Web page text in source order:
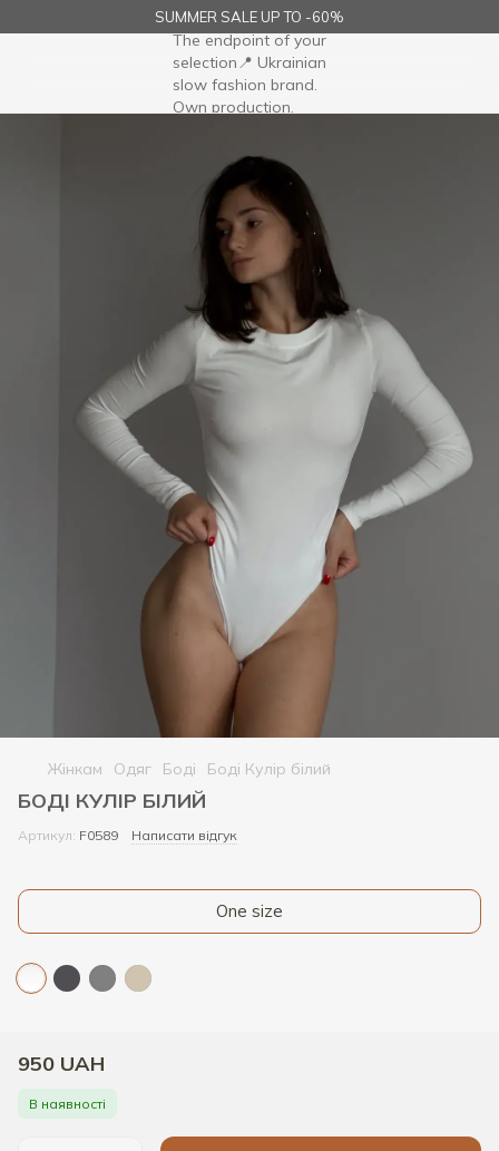
SUMMER SALE UP TO -60%
Жінкам Одяг Боді Боді Кулір білий
БОДІ КУЛІР БІЛИЙ
Артикул: F0589 Написати відгук
One size
В наявності
950 UAH